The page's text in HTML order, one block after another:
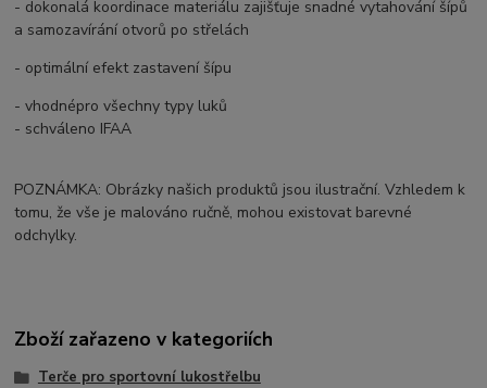
- dokonalá koordinace materiálu zajišťuje snadné vytahování šípů
a samozavírání otvorů po střelách
- optimální efekt zastavení šípu
- vhodnépro všechny typy luků
- schváleno IFAA
POZNÁMKA: Obrázky našich produktů jsou ilustrační. Vzhledem k
tomu, že vše je malováno ručně, mohou existovat barevné
odchylky.
Zboží zařazeno v kategoriích
Terče pro sportovní lukostřelbu